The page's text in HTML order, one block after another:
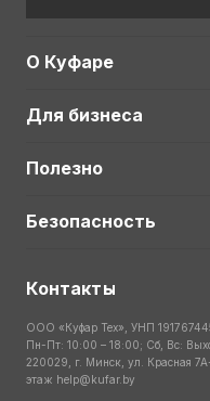
О Куфаре
Для бизнеса
Полезно
Безопасность
Контакты
ООО «Куфар Тех», УНП
Пн-Пт: 10:00 – 18:00; Сб, Вс:
220029, г. Минск, ул. Красная
этаж help@kufar.by